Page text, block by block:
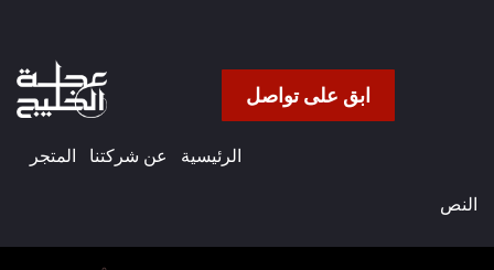
ابق على تواصل
الرئيسية عن شركتنا​ المتجر
النص